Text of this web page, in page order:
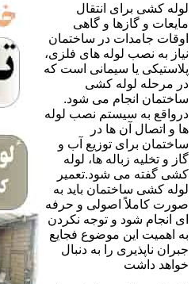
لوله کشی برای انتقال
مایعات و گازها و گاهی
اوقات جامدات در ساختمان
نیاز به نصب لوله های فلزی،
پلاستیکی یا سیمانی است که
در مرحله لوله کشی
ساختمان انجام می شود.
درواقع به سیستم نصب لوله
ها و اتصال آن ها در
ساختمان برای توزیع آب و
گاز و تخلیه زباله ها، لوله
کشی گفته می شود.تعمیر
لوله کشی ساختمان باید به
صورت کاملاً اصولی و حرفه
ای انجام شود و توجه نکردن
به اهمیت این موضوع فجایع
جبران ناپذیری را به دنبال
خواهد داشت